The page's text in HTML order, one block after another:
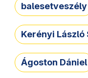
balesetveszély
Kerényi László
Ágoston Dániel